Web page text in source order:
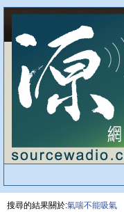
搜尋的結果關於:氣喘不能吸氣